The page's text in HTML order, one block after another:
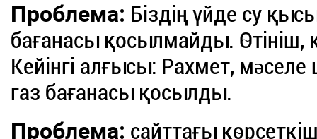
Проблема: Біздің үйде су
бағанасы қосылмайды. Өтініш,
Кейінгі алғысы: Рахмет,
газ бағанасы қосылды.
Проблема: сайттағы